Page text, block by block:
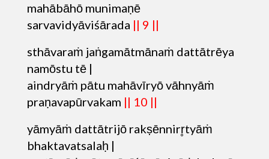
mahābāhō munimaṇē
sarvavidyāviśārada || 9 ||
sthāvaraṁ jaṅgamātmānaṁ dattātrēya
namōstu tē |
aindryāṁ pātu mahāvīryō vāhnyāṁ
praṇavapūrvakam || 10 ||
yāmyāṁ dattātrijō rakṣēnnirr̥tyāṁ
bhaktavatsalaḥ |